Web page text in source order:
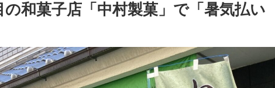
和菓子店「中村製菓」で「暑気払い